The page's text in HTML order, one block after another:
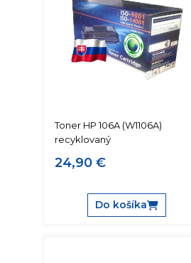
Toner HP 106A (W1106A)
recyklovaný
24,90 €
Do košíka